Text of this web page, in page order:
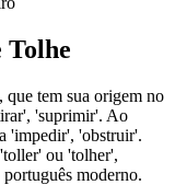
Tolhe
tem sua origem no
'suprimir'. Ao
'impedir', 'obstruir'.
ou 'tolher',
moderno.